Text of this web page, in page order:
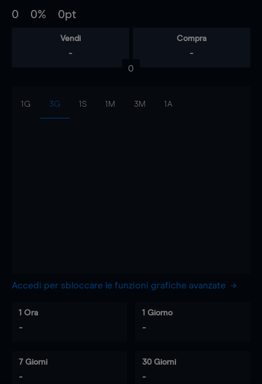
0 0% 0pt
Vendi
-
Compra
-
0
1G 3G 1S 1M 3M 1A
Accedi per sbloccare le funzioni grafiche avanzate
1 Ora
-
1 Giorno
-
7 Giorni
-
30 Giorni
-